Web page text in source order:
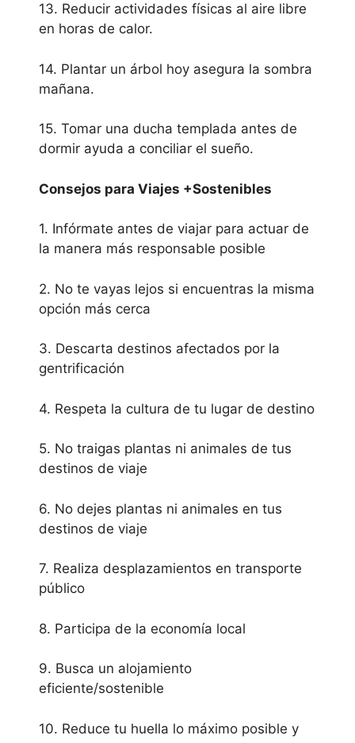
13. Reducir actividades físicas al aire libre
en horas de calor.
14. Plantar un árbol hoy asegura la sombra
mañana.
15. Tomar una ducha templada antes de
dormir ayuda a conciliar el sueño.
Consejos para Viajes +Sostenibles
1. Infórmate antes de viajar para actuar de
la manera más responsable posible
2. No te vayas lejos si encuentras la misma
opción más cerca
3. Descarta destinos afectados por la
gentrificación
4. Respeta la cultura de tu lugar de destino
5. No traigas plantas ni animales de tus
destinos de viaje
6. No dejes plantas ni animales en tus
destinos de viaje
7. Realiza desplazamientos en transporte
público
8. Participa de la economía local
9. Busca un alojamiento
eficiente/sostenible
10. Reduce tu huella lo máximo posible y